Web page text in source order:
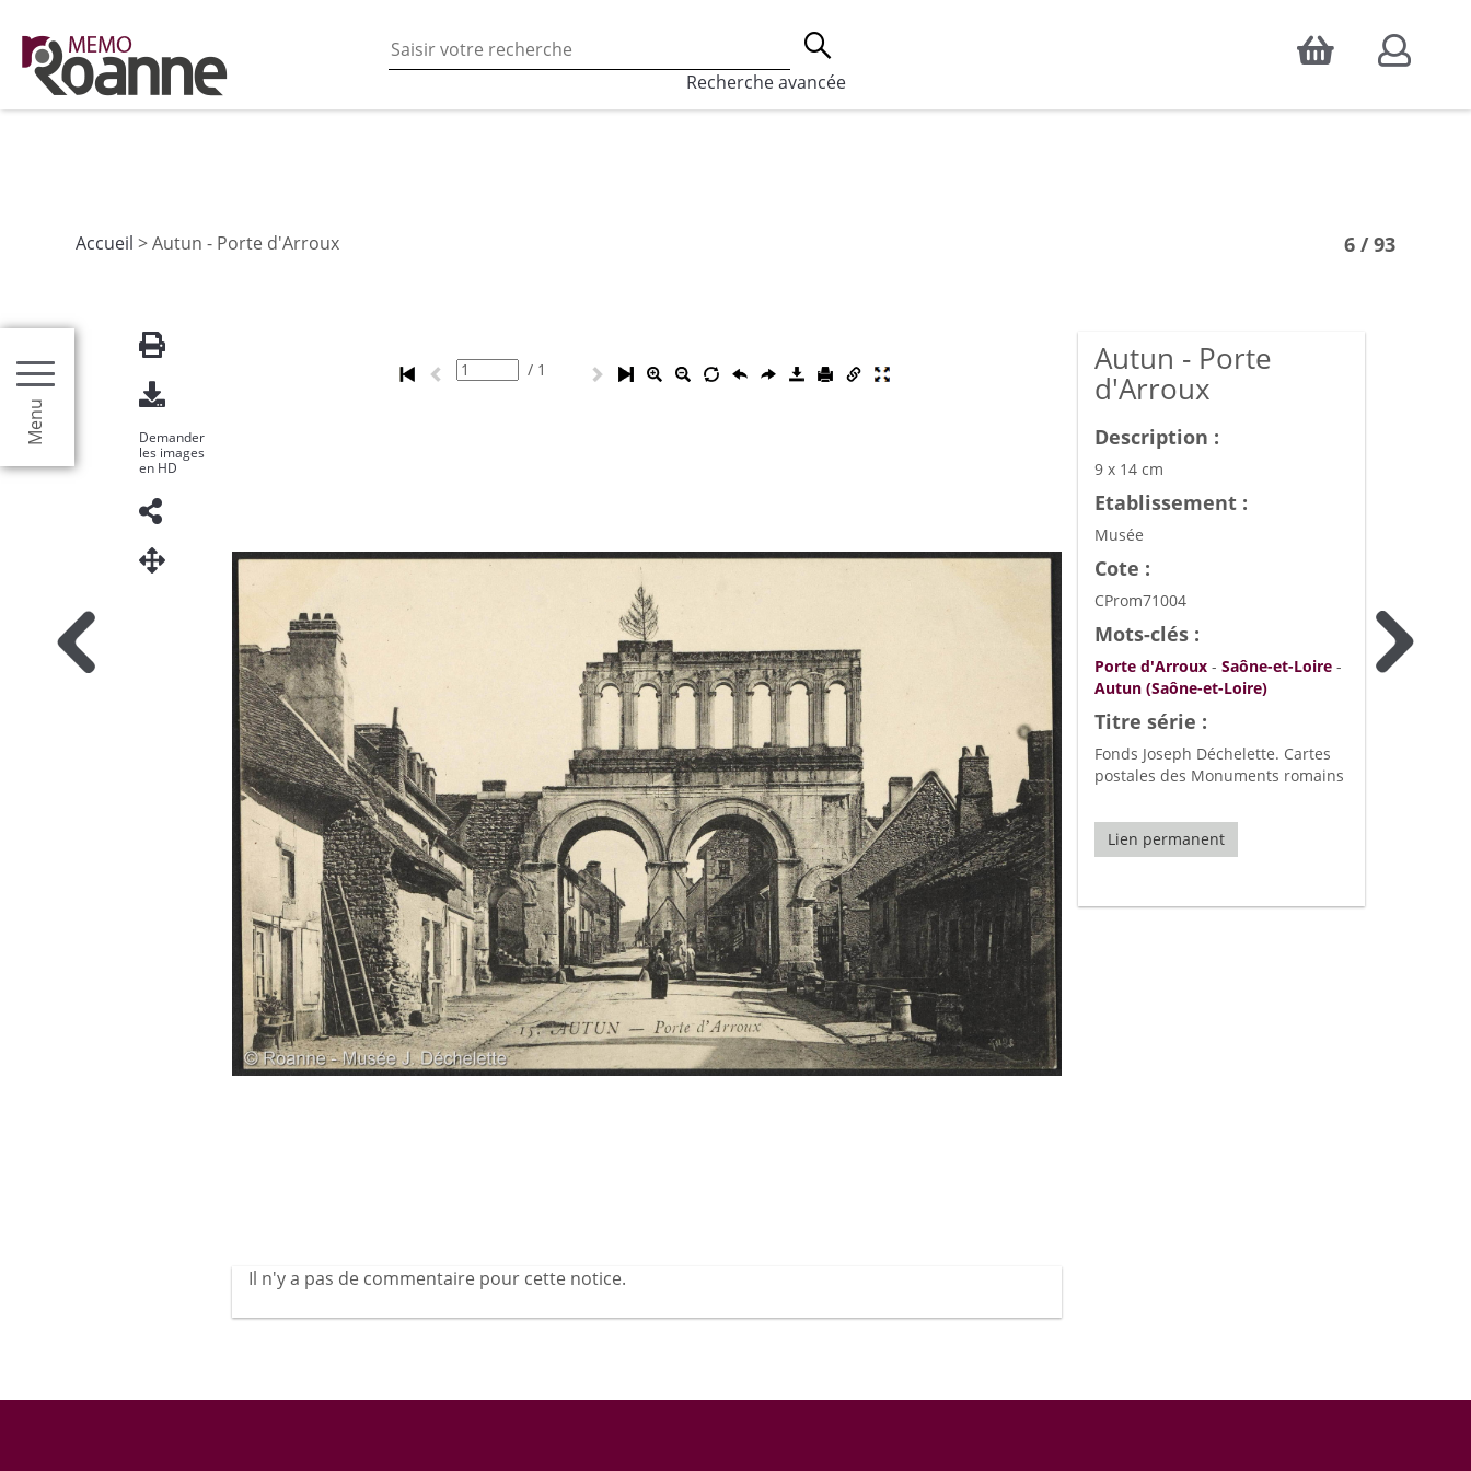
Accepter
En poursuivant votre navigation sur ce site vous acceptez l’utilisation des cookies, qui sont utilisés à des fins de statistiques d'audience, ainsi que pour
les fonctionnalités de partages de contenu sur les réseaux sociaux.
Recherche avancée
Menu
Accueil > Autun - Porte d'Arroux 6 / 93
Demander
les images
en HD
/ 1
Il n'y a pas de commentaire pour cette notice.
Autun - Porte
d'Arroux
Description :
9 x 14 cm
Etablissement :
Musée
Cote :
CProm71004
Mots-clés :
Porte d'Arroux- Saône-et-Loire-
Autun (Saône-et-Loire)
Titre série :
Fonds Joseph Déchelette. Cartes
postales des Monuments romains
Lien permanent